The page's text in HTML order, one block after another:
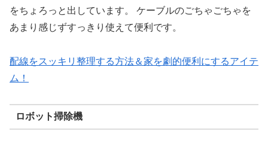
をちょろっと出しています。 ケーブルのごちゃごちゃを
あまり感じずすっきり使えて便利です。
配線をスッキリ整理する方法＆家を劇的便利にするアイテ
ム！
ロボット掃除機